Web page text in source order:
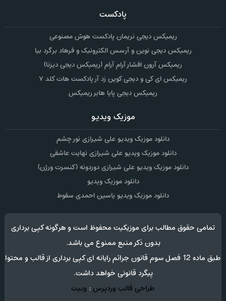
پادکست
ریمیکس دیجی نریمان پادکست هوش مصنوعی
ریمیکس دیجی نوین و آرسس الکترونیک و فرهاد برگرد بیا
ریمیکس آرون افشار آرام آرام (ریمیکس دیجی دیزنا)
ریمیکس ای کی و دیجی کوین زد آر پادکست هات کلد ۷
ریمیکس دیجی پایا هابر ریمیکس
موزیک ویدیو
دانلود موزیک ویدیو علی شیرازی نور چشم
دانلود موزیک ویدیو علی شیرازی نهایت عاشقی
دانلود موزیک ویدیو علی شیرازی دوردونه (کنسرت ورژن)
دانلود موزیک ویدیو
دانلود موزیک ویدیو یاسین احمدی سقوط
تمامی حقوق مطالب برای موزیکیت محفوظ است و هرگونه کپی برداری
بدون ذکر منبع ممنوع می باشد.
طبق ماده 12 فصل سوم قانون جرائم رایانه ای کپی برداری از قالب و محتوا
پیگرد قانونی خواهد داشت.
طراحی قالب وردپرس: وبیت